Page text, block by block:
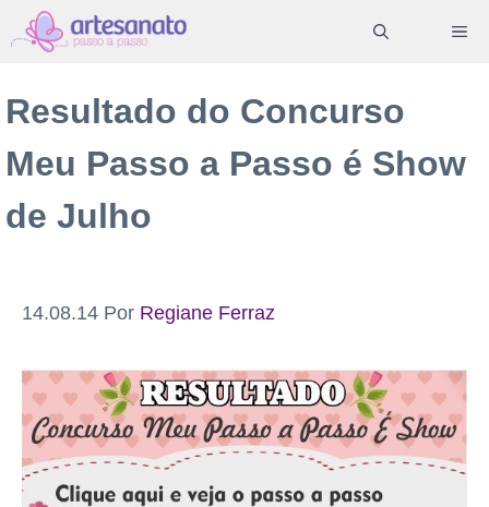
Pular
para
conteúdo
Resultado do Concurso
Meu Passo a Passo é Show
de Julho
14.08.14 Por Regiane Ferraz